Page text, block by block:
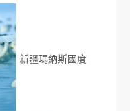
新疆瑪納斯國度